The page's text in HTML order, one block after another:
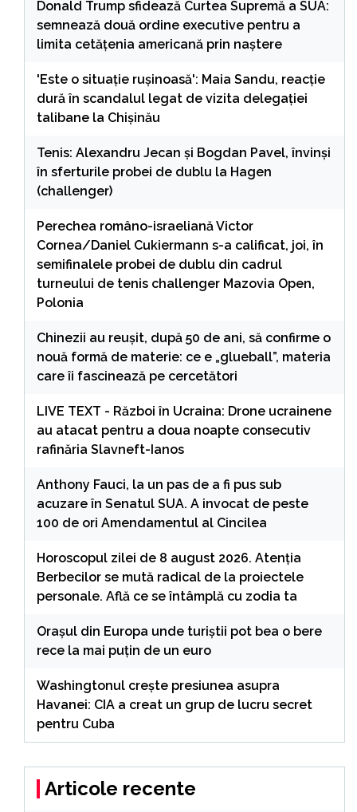
Donald Trump sfidează Curtea Supremă a SUA:
semnează două ordine executive pentru a
limita cetățenia americană prin naștere
'Este o situație rușinoasă': Maia Sandu, reacție
dură în scandalul legat de vizita delegației
talibane la Chișinău
Tenis: Alexandru Jecan şi Bogdan Pavel, învinşi
în sferturile probei de dublu la Hagen
(challenger)
Perechea româno-israeliană Victor
Cornea/Daniel Cukiermann s-a calificat, joi, în
semifinalele probei de dublu din cadrul
turneului de tenis challenger Mazovia Open,
Polonia
Chinezii au reușit, după 50 de ani, să confirme o
nouă formă de materie: ce e „glueball”, materia
care îi fascinează pe cercetători
LIVE TEXT - Război în Ucraina: Drone ucrainene
au atacat pentru a doua noapte consecutiv
rafinăria Slavneft-Ianos
Anthony Fauci, la un pas de a fi pus sub
acuzare în Senatul SUA. A invocat de peste
100 de ori Amendamentul al Cincilea
Horoscopul zilei de 8 august 2026. Atenția
Berbecilor se mută radical de la proiectele
personale. Află ce se întâmplă cu zodia ta
Orașul din Europa unde turiștii pot bea o bere
rece la mai puțin de un euro
Washingtonul creşte presiunea asupra
Havanei: CIA a creat un grup de lucru secret
pentru Cuba
Articole recente